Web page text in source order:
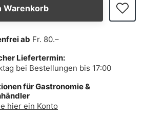
Warenkorb
ab Fr. 80.–
Liefertermin:
bei Bestellungen bis 17:00
für Gastronomie &
hier ein Konto